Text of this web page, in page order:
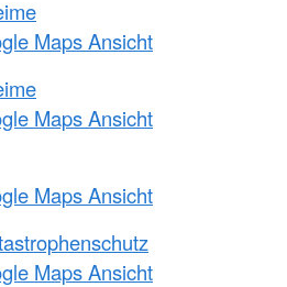
Maps Ansicht
Maps Ansicht
Maps Ansicht
Maps Ansicht